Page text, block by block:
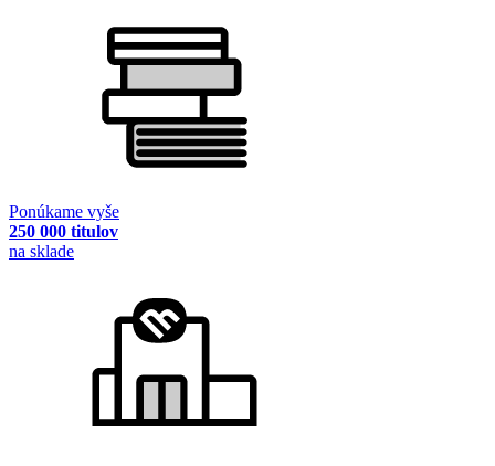
Ponúkame vyše
250 000 titulov
na sklade